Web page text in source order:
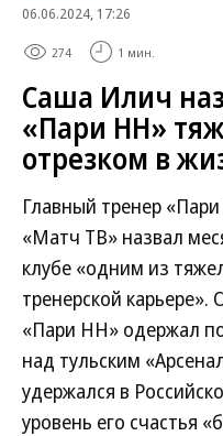
06.06.2024, 17:26
274 1 мин.
Саша Илич
«Пари НН»
отрезком в
Главный тренер
«Матч ТВ» назвал
клубе «одним из
тренерской
«Пари НН» одержал
над тульским
удержался в
уровень его счастья